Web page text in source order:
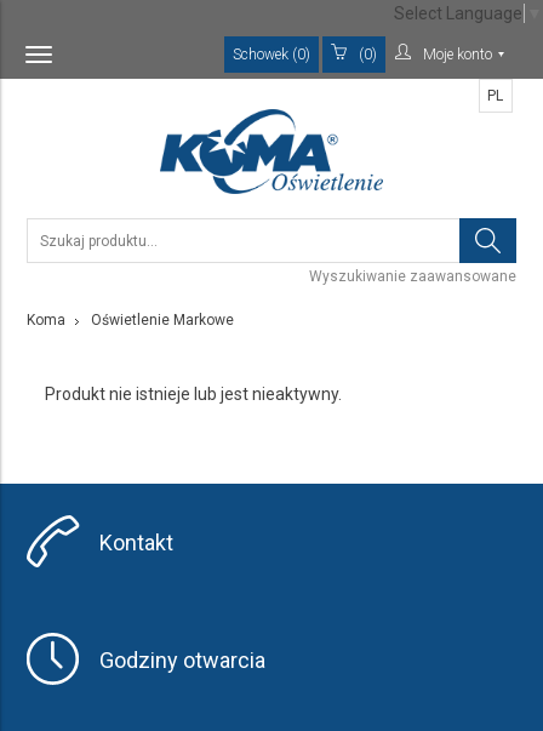
Toggle
navigation
Schowek (0) (0) Moje konto
Wyszukiwanie zaawansowane
PL
Koma Oświetlenie Markowe
Produkt nie istnieje lub jest nieaktywny.
Kontakt
Godziny otwarcia
Select Language